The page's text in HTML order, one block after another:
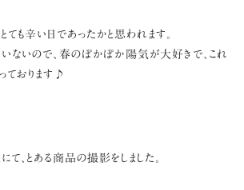
も辛い日であったかと思われます。
ないので、 春のぽかぽか陽気が大好きで、これ
ております♪
て、とある商品の撮影をしました。